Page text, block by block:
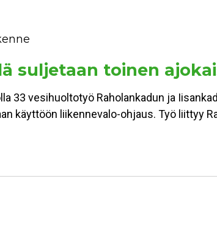
suljetaan toinen
33 vesihuoltotyö Raholankadun ja
käyttöön liikennevalo-ohjaus. Työ liittyy